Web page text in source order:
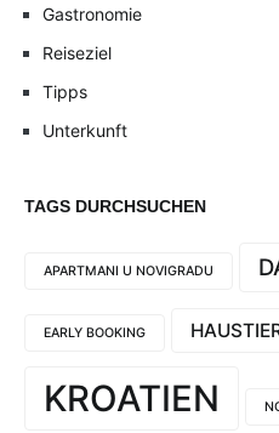
Gastronomie
Reiseziel
Tipps
Unterkunft
TAGS DURCHSUCHEN
APARTMANI U NOVIGRADU
EARLY BOOKING
KROATIEN